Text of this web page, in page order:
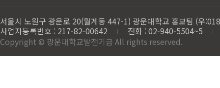
서울시 노원구 광운로 20(월계동 447-1) 광운대학교 홍보팀 (우
사업자등록번호 : 217-82-00642
전화 : 02-940-5504~5
Copyright © 광운대학교발전기금 All rights reserved.